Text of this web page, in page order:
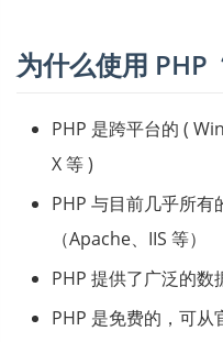
为什么使用 PHP
PHP 是跨平台的 (
X 等 )
PHP 与目前几乎所
（Apache、IIS 等）
PHP 提供了广泛的数
PHP 是免费的，可从